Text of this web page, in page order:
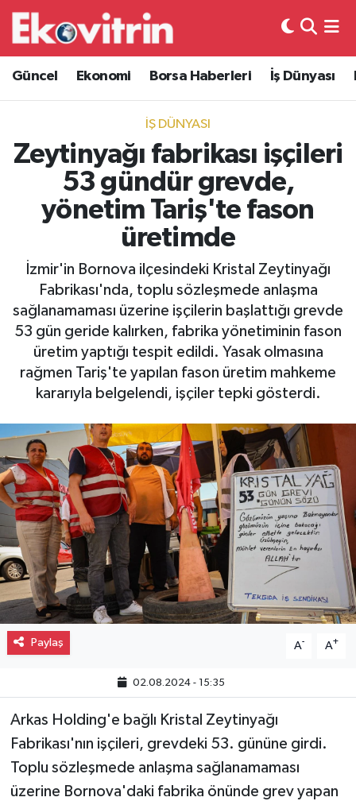
Güncel Ekonomi Borsa Haberleri İş Dünyası
İŞ DÜNYASI
Zeytinyağı fabrikası işçileri
53 gündür grevde,
yönetim Tariş'te fason
üretimde
İzmir'in Bornova ilçesindeki Kristal Zeytinyağı
Fabrikası'nda, toplu sözleşmede anlaşma
sağlanamaması üzerine işçilerin başlattığı grevde
53 gün geride kalırken, fabrika yönetiminin fason
üretim yaptığı tespit edildi. Yasak olmasına
rağmen Tariş'te yapılan fason üretim mahkeme
kararıyla belgelendi, işçiler tepki gösterdi.
Paylaş A- A+
02.08.2024 - 15:35
Arkas Holding'e bağlı Kristal Zeytinyağı
Fabrikası'nın işçileri, grevdeki 53. gününe girdi.
Toplu sözleşmede anlaşma sağlanamaması
üzerine Bornova'daki fabrika önünde grev yapan
Güncel
Ekonomi
Borsa Haberleri
İş Dünyası
Lojistik
Otovitrin
Magazin
Gayrimenkul
Spor
Eğitim
Hava Durumu
Trafik Durumu
Süper Lig Puan Durumu ve Fikstür
Tüm Manşetler
Son Dakika Haberleri
Haber Arşivi